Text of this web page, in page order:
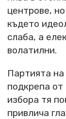
центрове,
където
слаба, а
волатилни.
Партията
подкрепа от
избора тя
привлича